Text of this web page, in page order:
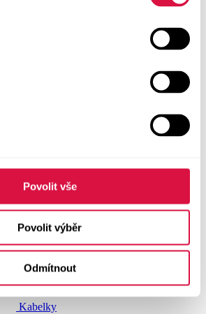
Povolit vše
Povolit výběr
Odmítnout
Boty GEOX
Pásky
Peněženky
Kabelky